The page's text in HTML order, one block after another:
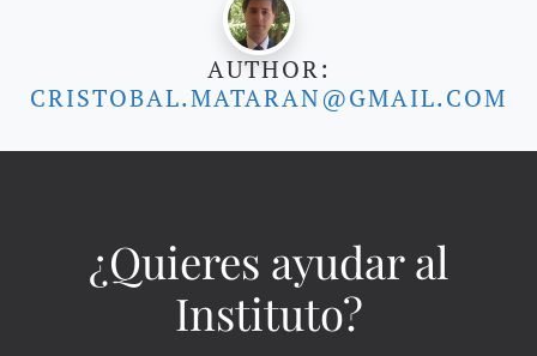
AUTHOR:
CRISTOBAL.MATARAN@GMAIL.COM
¿Quieres ayudar al
Instituto?